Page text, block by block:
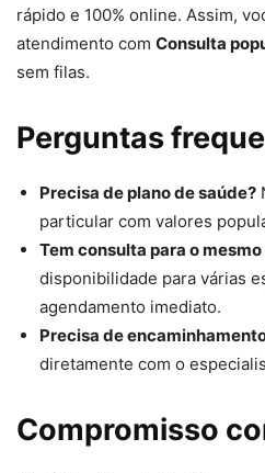
rápido e 100% online. Assim,
atendimento com Consulta
sem filas.
Perguntas
Precisa de plano de saúde?
particular com valores
Tem consulta para o
disponibilidade para várias
agendamento imediato.
Precisa de
diretamente com o
Compromisso